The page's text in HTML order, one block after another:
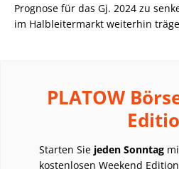
Prognose für das Gj. 2024 zu
im Halbleitermarkt weiterhin
PLATOW
Starten Sie jeden Sonntag
kostenlosen Weekend